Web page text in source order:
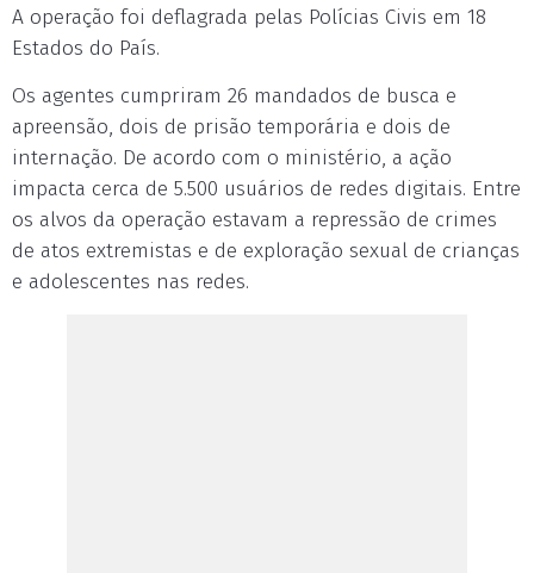
A operação foi deflagrada pelas Polícias Civis em 18
Estados do País.
Os agentes cumpriram 26 mandados de busca e
apreensão, dois de prisão temporária e dois de
internação. De acordo com o ministério, a ação
impacta cerca de 5.500 usuários de redes digitais. Entre
os alvos da operação estavam a repressão de crimes
de atos extremistas e de exploração sexual de crianças
e adolescentes nas redes.